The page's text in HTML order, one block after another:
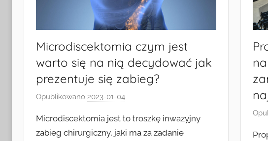
Microdiscektomia czym jest
warto się na nią decydować jak
prezentuje się zabieg?
Opublikowano 2023-01-04
z
e
Microdiscektomia jest to troszkę inwazyjny
zabieg chirurgiczny, jaki ma za zadanie